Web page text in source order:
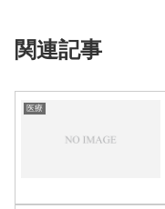
関連記事
医療